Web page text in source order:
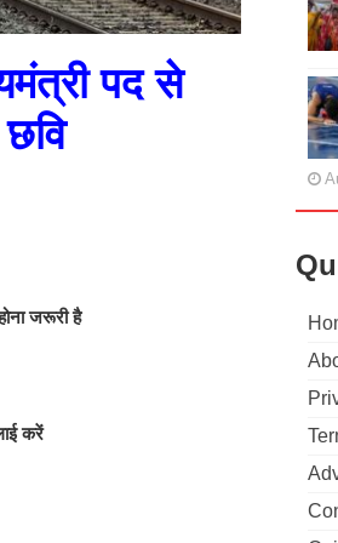
पद से
जरूरी है
करें